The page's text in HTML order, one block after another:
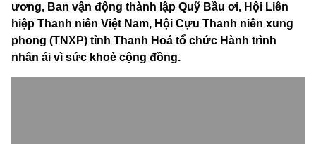
ương, Ban vận động thành lập Quỹ Bầu ơi, Hội Liên
hiệp Thanh niên Việt Nam, Hội Cựu Thanh niên xung
phong (TNXP) tỉnh Thanh Hoá tổ chức Hành trình
nhân ái vì sức khoẻ cộng đồng.